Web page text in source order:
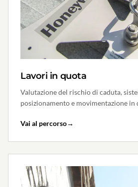
Lavori in quota
Valutazione del rischio di caduta,
posizionamento e movimentazione in
Vai al percorso→